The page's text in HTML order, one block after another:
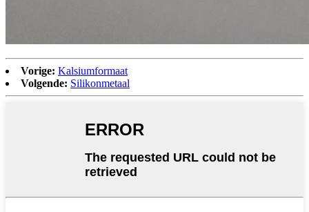
Vorige: Kalsiumformaat
Volgende: Silikonmetaal